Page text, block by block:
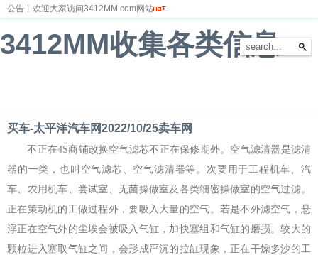
公告丨欢迎大家访问3412MM.com网站
3412MM收集各类信息
买车-太平洋汽车网2022/10/25卖车网
不正在4S商铺改换空气滤芯不正在保修期外。空气滤清器是滤清
器的一类，也叫空气滤芯、空气滤清器等。次要用于工程机车、汽
车、农用机车、尝试室、无菌操做室及各类细密操做室的空气过滤。
正在策动机的工做过程外，要吸入大量的空气。若是不外滤空气，悬
浮正在空气外的尘埃会被吸入气缸，加快塞组和气缸的磨损。较大的
颗粒进入塞取气缸之间，会形成严沉的拉缸现象，正在干燥多沙的工